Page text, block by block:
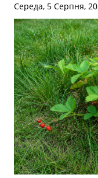
Середа, 5 Серпня,